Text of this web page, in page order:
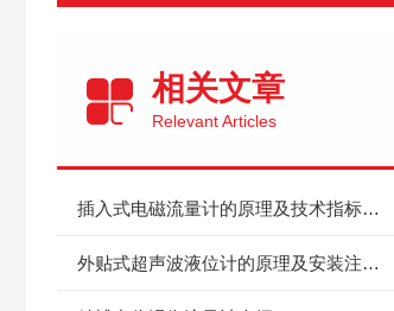
相关文章
Relevant Articles
插入式电磁流量计的原理及技术指标还有安装方法
外贴式超声波液位计的原理及安装注意事项